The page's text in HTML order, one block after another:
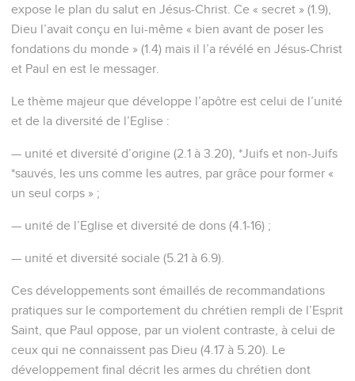
expose le plan du salut en Jésus-Christ. Ce « secret » (1.9),
Dieu l’avait conçu en lui-même « bien avant de poser les
fondations du monde » (1.4) mais il l’a révélé en Jésus-Christ
et Paul en est le messager.
Le thème majeur que développe l’apôtre est celui de l’unité
et de la diversité de l’Eglise :
— unité et diversité d’origine (2.1 à 3.20), *Juifs et non-Juifs
*sauvés, les uns comme les autres, par grâce pour former «
un seul corps » ;
— unité de l’Eglise et diversité de dons (4.1-16) ;
— unité et diversité sociale (5.21 à 6.9).
Ces développements sont émaillés de recommandations
pratiques sur le comportement du chrétien rempli de l’Esprit
Saint, que Paul oppose, par un violent contraste, à celui de
ceux qui ne connaissent pas Dieu (4.17 à 5.20). Le
développement final décrit les armes du chrétien dont